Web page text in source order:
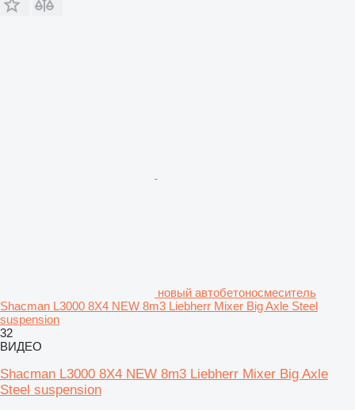
новый автобетоносмеситель
Shacman L3000 8X4 NEW 8m3 Liebherr Mixer Big Axle Steel
suspension
32
ВИДЕО
Shacman L3000 8X4 NEW 8m3 Liebherr Mixer Big Axle
Steel suspension